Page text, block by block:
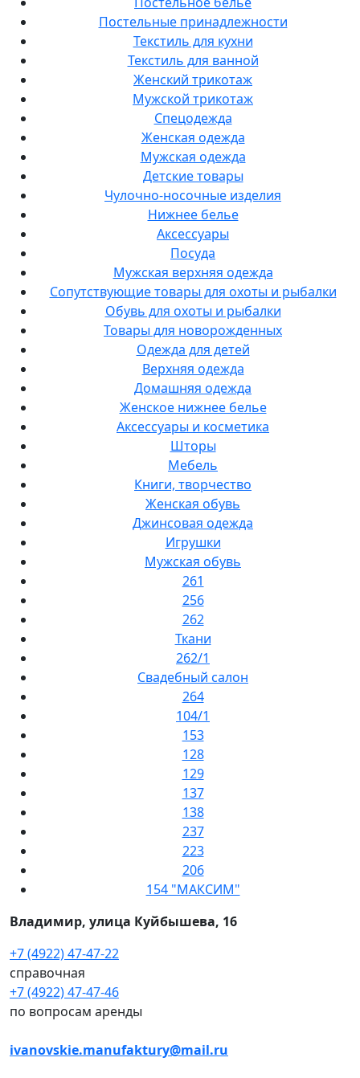
Постельные принадлежности
Текстиль для кухни
Текстиль для ванной
Женский трикотаж
Мужской трикотаж
Спецодежда
Женская одежда
Мужская одежда
Детские товары
Чулочно-носочные изделия
Нижнее белье
Аксессуары
Посуда
Мужская верхняя одежда
Сопутствующие товары для охоты и рыбалки
Обувь для охоты и рыбалки
Товары для новорожденных
Одежда для детей
Верхняя одежда
Домашняя одежда
Женское нижнее белье
Аксессуары и косметика
Шторы
Мебель
Книги, творчество
Женская обувь
Джинсовая одежда
Игрушки
Мужская обувь
261
256
262
Ткани
262/1
Свадебный салон
264
104/1
153
128
129
137
138
237
223
206
154 "МАКСИМ"
Владимир, улица Куйбышева, 16
+7 (4922) 47-47-22
справочная
+7 (4922) 47-47-46
по вопросам аренды
ivanovskie.manufaktury@mail.ru